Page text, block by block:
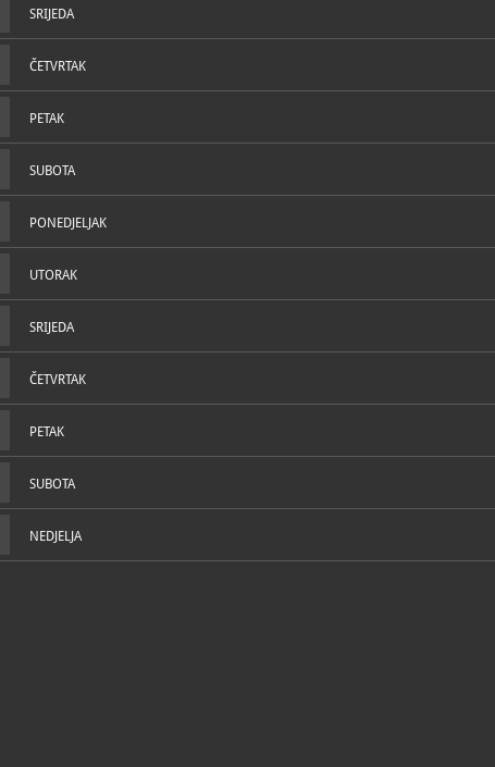
SRIJEDA
ČETVRTAK
PETAK
SUBOTA
PONEDJELJAK
UTORAK
SRIJEDA
ČETVRTAK
PETAK
SUBOTA
NEDJELJA